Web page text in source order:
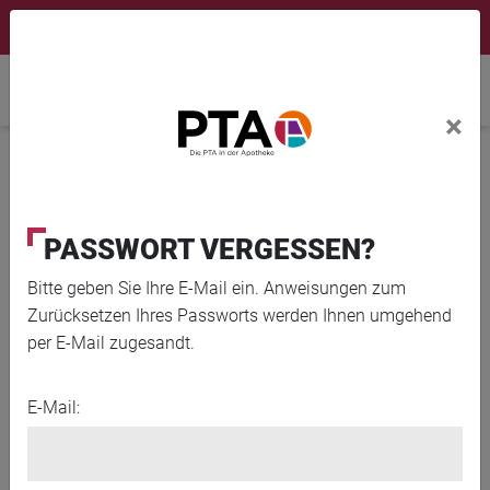
×
PASSWORT VERGESSEN?
Bitte geben Sie Ihre E-Mail ein. Anweisungen zum
Zurücksetzen Ihres Passworts werden Ihnen umgehend
per E-Mail zugesandt.
E-Mail:
×